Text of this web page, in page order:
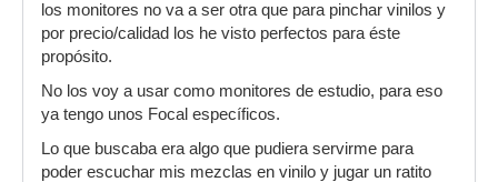
los monitores no va a ser otra que para pinchar vinilos y
por precio/calidad los he visto perfectos para éste
propósito.
No los voy a usar como monitores de estudio, para eso
ya tengo unos Focal específicos.
Lo que buscaba era algo que pudiera servirme para
poder escuchar mis mezclas en vinilo y jugar un ratito